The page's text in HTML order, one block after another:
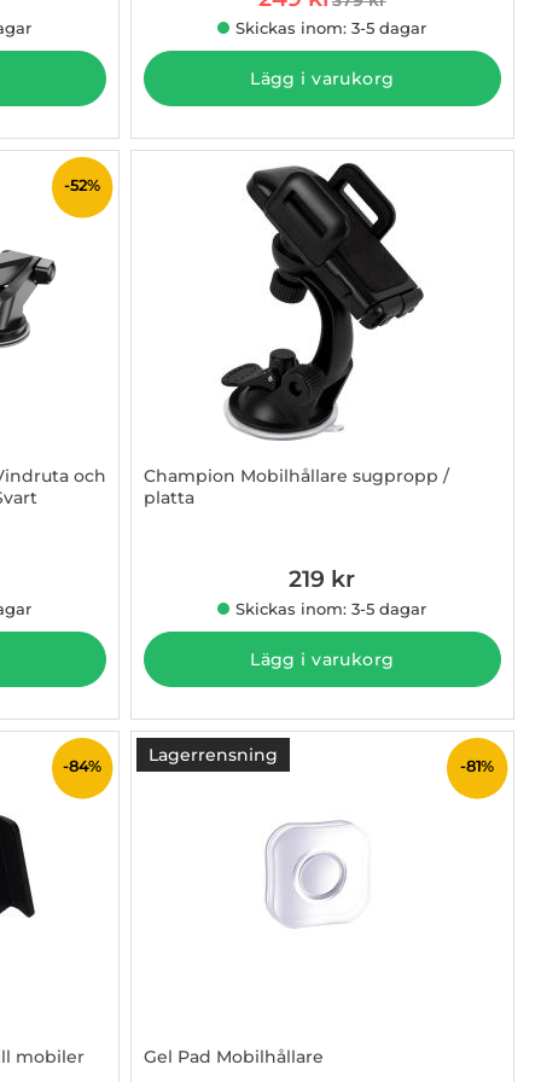
tidigare pris
Skickas inom: 3-5 dagar
Lägg i varukorg
-52%
och
Champion Mobilhållare sugpropp /
platta
219 kr
Skickas inom: 3-5 dagar
Lägg i varukorg
-84%
mobiler
Lagerrensning
-81%
Gel Pad Mobilhållare